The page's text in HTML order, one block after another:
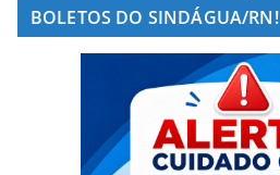
BOLETOS DO SINDÁGUA/RN!